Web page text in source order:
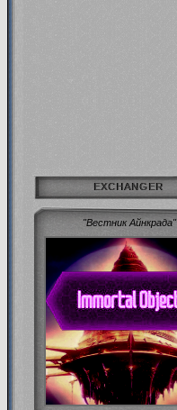
EXCHANGER
"Вестник Айнкрада"